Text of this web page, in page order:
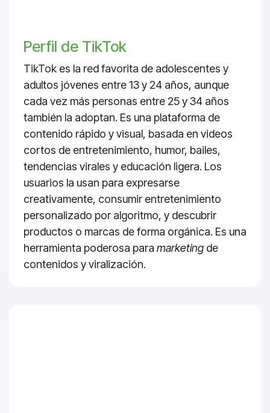
Perfil de TikTok
TikTok es la red favorita de adolescentes y
adultos jóvenes entre 13 y 24 años, aunque
cada vez más personas entre 25 y 34 años
también la adoptan. Es una plataforma de
contenido rápido y visual, basada en videos
cortos de entretenimiento, humor, bailes,
tendencias virales y educación ligera. Los
usuarios la usan para expresarse
creativamente, consumir entretenimiento
personalizado por algoritmo, y descubrir
productos o marcas de forma orgánica. Es una
herramienta poderosa para marketing de
contenidos y viralización.